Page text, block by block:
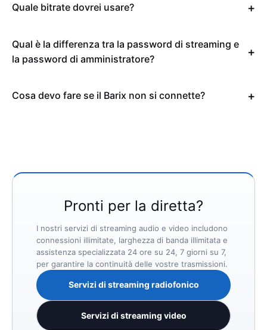
Quale bitrate dovrei usare?
Qual è la differenza tra la password di streaming e
la password di amministratore?
Cosa devo fare se il Barix non si connette?
Pronti per la diretta?
I nostri servizi di streaming audio e video includono
connessioni illimitate, larghezza di banda illimitata e
assistenza specializzata 24 ore su 24, 7 giorni su 7,
per garantire la continuità delle vostre trasmissioni.
Servizi di streaming radiofonico
Servizi di streaming video